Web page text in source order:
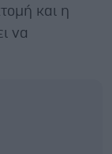
και η
να